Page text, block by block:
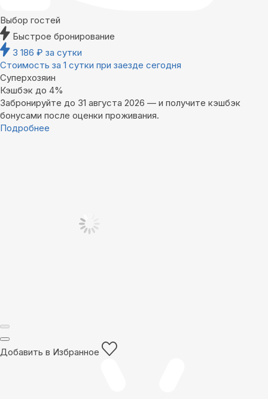
Выбор гостей
Быстрое бронирование
3 186 ₽ за сутки
Стоимость за 1 сутки при заезде сегодня
Суперхозяин
Кэшбэк до 4%
Забронируйте до 31 августа 2026 — и получите кэшбэк
бонусами после оценки проживания.
Подробнее
Добавить в Избранное